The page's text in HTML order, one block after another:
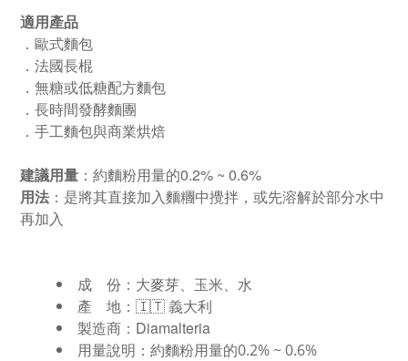
適用產品
．歐式麵包
．法國長棍
．無糖或低糖配方麵包
．長時間發酵麵團
．手工麵包與商業烘焙
建議用量 ： 約麵粉用量的0.2% ~ 0.6%
用法 ：是將其直接加入麵糰中攪拌，或先溶解於部分水中
再加入
成 份： 大麥芽、玉米、水
產 地： 🇮🇹 義大利
製造商： Diamalteria
用量說明：約麵粉用量的0.2% ~ 0.6%